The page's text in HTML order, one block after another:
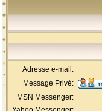
Adresse e-mail:
Message Privé:
MSN Messenger: